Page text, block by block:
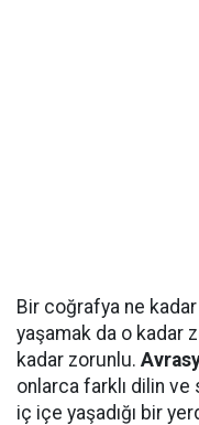
Bir coğrafya ne
yaşamak da o kadar
kadar zorunlu.
onlarca farklı dilin ve
iç içe yaşadığı bir